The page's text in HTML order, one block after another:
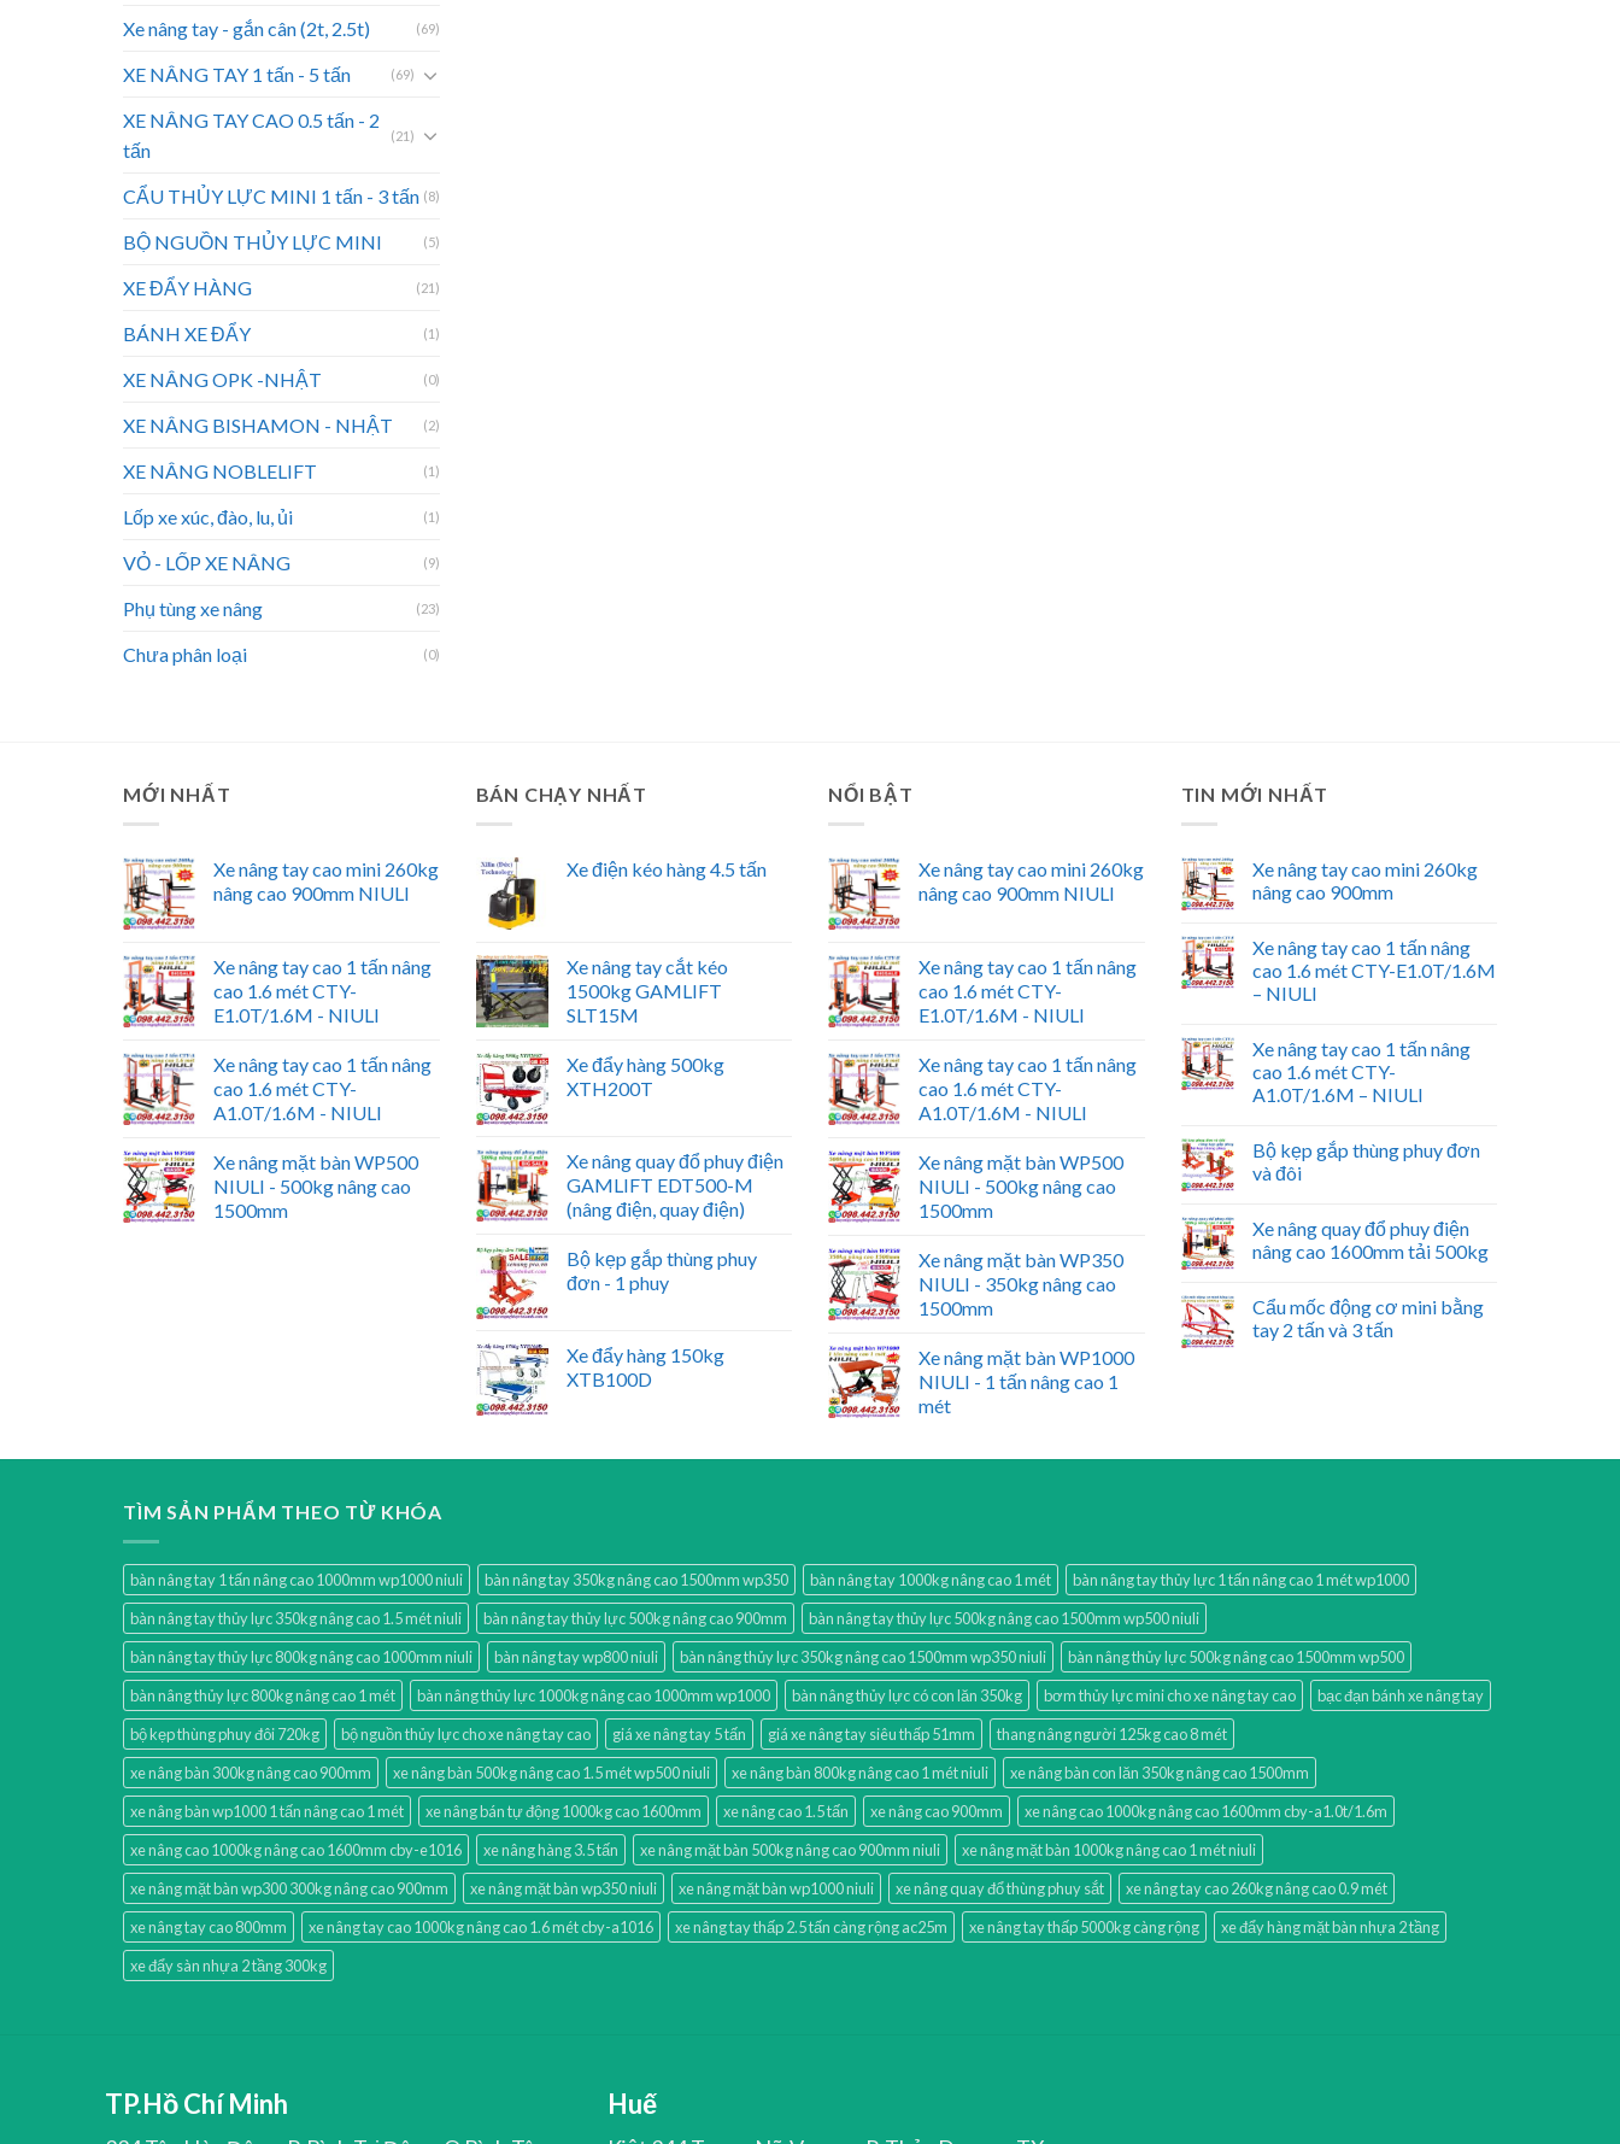
Xe nâng tay - gắn cân (2t, 2.5t) (69)
XE NÂNG TAY 1 tấn - 5 tấn (69)
XE NÂNG TAY CAO 0.5 tấn - 2
tấn
(21)
CẨU THỦY LỰC MINI 1 tấn - 3 tấn (8)
BỘ NGUỒN THỦY LỰC MINI (5)
XE ĐẨY HÀNG (21)
BÁNH XE ĐẨY (1)
XE NÂNG OPK -NHẬT (0)
XE NÂNG BISHAMON - NHẬT (2)
XE NÂNG NOBLELIFT (1)
Lốp xe xúc, đào, lu, ủi (1)
VỎ - LỐP XE NÂNG (9)
Phụ tùng xe nâng (23)
Chưa phân loại (0)
MỚI NHẤT
Xe nâng tay cao mini 260kg
nâng cao 900mm NIULI
Xe nâng tay cao 1 tấn nâng
cao 1.6 mét CTY-
E1.0T/1.6M - NIULI
Xe nâng tay cao 1 tấn nâng
cao 1.6 mét CTY-
A1.0T/1.6M - NIULI
Xe nâng mặt bàn WP500
NIULI - 500kg nâng cao
1500mm
BÁN CHẠY NHẤT
Xe điện kéo hàng 4.5 tấn
Xe nâng tay cắt kéo
1500kg GAMLIFT
SLT15M
Xe đẩy hàng 500kg
XTH200T
Xe nâng quay đổ phuy điện
GAMLIFT EDT500-M
(nâng điện, quay điện)
Bộ kẹp gắp thùng phuy
đơn - 1 phuy
Xe đẩy hàng 150kg
XTB100D
NỔI BẬT
Xe nâng tay cao mini 260kg
nâng cao 900mm NIULI
Xe nâng tay cao 1 tấn nâng
cao 1.6 mét CTY-
E1.0T/1.6M - NIULI
Xe nâng tay cao 1 tấn nâng
cao 1.6 mét CTY-
A1.0T/1.6M - NIULI
Xe nâng mặt bàn WP500
NIULI - 500kg nâng cao
1500mm
Xe nâng mặt bàn WP350
NIULI - 350kg nâng cao
1500mm
Xe nâng mặt bàn WP1000
NIULI - 1 tấn nâng cao 1
mét
TIN MỚI NHẤT
Xe nâng tay cao mini 260kg
nâng cao 900mm
Xe nâng tay cao 1 tấn nâng
cao 1.6 mét CTY-E1.0T/1.6M
– NIULI
Xe nâng tay cao 1 tấn nâng
cao 1.6 mét CTY-
A1.0T/1.6M – NIULI
Bộ kẹp gắp thùng phuy đơn
và đôi
Xe nâng quay đổ phuy điện
nâng cao 1600mm tải 500kg
Cẩu mốc động cơ mini bằng
tay 2 tấn và 3 tấn
TÌM SẢN PHẨM THEO TỪ KHÓA
bàn nâng tay 1 tấn nâng cao 1000mm wp1000 niuli bàn nâng tay 350kg nâng cao 1500mm wp350 bàn nâng tay 1000kg nâng cao 1 mét
bàn nâng tay thủy lực 1 tấn nâng cao 1 mét wp1000
bàn nâng tay thủy lực 350kg nâng cao 1.5 mét niuli
bàn nâng tay thủy lực 500kg nâng cao 900mm
bàn nâng tay thủy lực 500kg nâng cao 1500mm wp500 niuli
bàn nâng tay thủy lực 800kg nâng cao 1000mm niuli
bàn nâng tay wp800 niuli bàn nâng thủy lực 350kg nâng cao 1500mm wp350 niuli
bàn nâng thủy lực 500kg nâng cao 1500mm wp500
bàn nâng thủy lực 800kg nâng cao 1 mét
bàn nâng thủy lực 1000kg nâng cao 1000mm wp1000 bàn nâng thủy lực có con lăn 350kg bơm thủy lực mini cho xe nâng tay cao
bạc đạn bánh xe nâng tay
bộ kẹp thùng phuy đôi 720kg
bộ nguồn thủy lực cho xe nâng tay cao giá xe nâng tay 5 tấn giá xe nâng tay siêu thấp 51mm
thang nâng người 125kg cao 8 mét
xe nâng bàn 300kg nâng cao 900mm
xe nâng bàn 500kg nâng cao 1.5 mét wp500 niuli xe nâng bàn 800kg nâng cao 1 mét niuli
xe nâng bàn con lăn 350kg nâng cao 1500mm
xe nâng bàn wp1000 1 tấn nâng cao 1 mét
xe nâng bán tự động 1000kg cao 1600mm xe nâng cao 1.5 tấn xe nâng cao 900mm
xe nâng cao 1000kg nâng cao 1600mm cby-a1.0t/1.6m
xe nâng cao 1000kg nâng cao 1600mm cby-e1016
xe nâng hàng 3.5 tấn xe nâng mặt bàn 500kg nâng cao 900mm niuli
xe nâng mặt bàn 1000kg nâng cao 1 mét niuli
xe nâng mặt bàn wp300 300kg nâng cao 900mm
xe nâng mặt bàn wp350 niuli xe nâng mặt bàn wp1000 niuli xe nâng quay đổ thùng phuy sắt
xe nâng tay cao 260kg nâng cao 0.9 mét
xe nâng tay cao 800mm
xe nâng tay cao 1000kg nâng cao 1.6 mét cby-a1016 xe nâng tay thấp 2.5 tấn càng rộng ac25m xe nâng tay thấp 5000kg càng rộng
xe đẩy hàng mặt bàn nhựa 2 tầng
xe đẩy sàn nhựa 2 tầng 300kg
TP.Hồ Chí Minh Huế